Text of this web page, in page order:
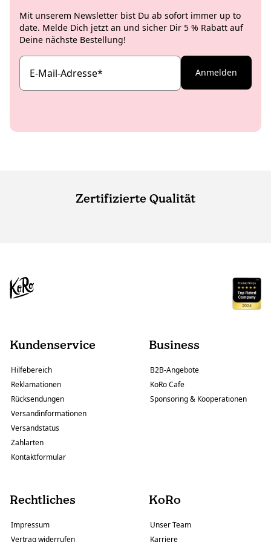
Mit unserem Newsletter bist Du ab sofort immer up to
date. Melde Dich jetzt an und sicher Dir 5 % Rabatt auf
Deine nächste Bestellung!
E-Mail-Adresse* Anmelden
Zertifizierte Qualität
Kundenservice
Hilfebereich
Reklamationen
Rücksendungen
Versandinformationen
Versandstatus
Zahlarten
Kontaktformular
Business
B2B-Angebote
KoRo Cafe
Sponsoring & Kooperationen
Rechtliches
Impressum
Vertrag widerrufen
KoRo
Unser Team
Karriere